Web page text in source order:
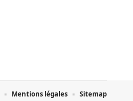
Mentions légales Sitemap